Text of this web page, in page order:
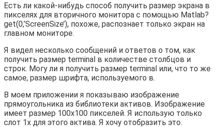
Есть ли какой-нибудь способ получить размер экрана в
пикселях для вторичного монитора с помощью Matlab?
get(0,’ScreenSize’), похоже, распознает только экран на
главном мониторе.
Я видел несколько сообщений и ответов о том, как
получить размер terminal в количестве столбцов и
строк. Могу ли я получить размер terminal или, что то же
самое, размер шрифта, используемого в.
В моем приложении я показываю изображение
прямоугольника из библиотеки активов. Изображение
имеет размер 100х100 пикселей. Я использую только
слот 1x для этого актива. Я хочу отобразить это.